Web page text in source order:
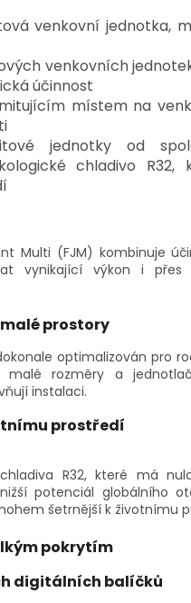
venkovní jednotka,
venkovních
účinnost
místem na
jednotky od
chladivo
Multi (FJM) kombinuje
vynikající výkon i přes
prostory
optimalizován pro
malé rozměry a
instalaci.
prostředí
R32, které má
potenciál globálního
šetrnější k životnímu
pokrytím
digitálních balíčků